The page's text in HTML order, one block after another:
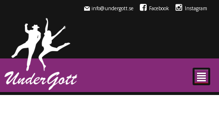
info@undergott.se Facebook Instagram
²